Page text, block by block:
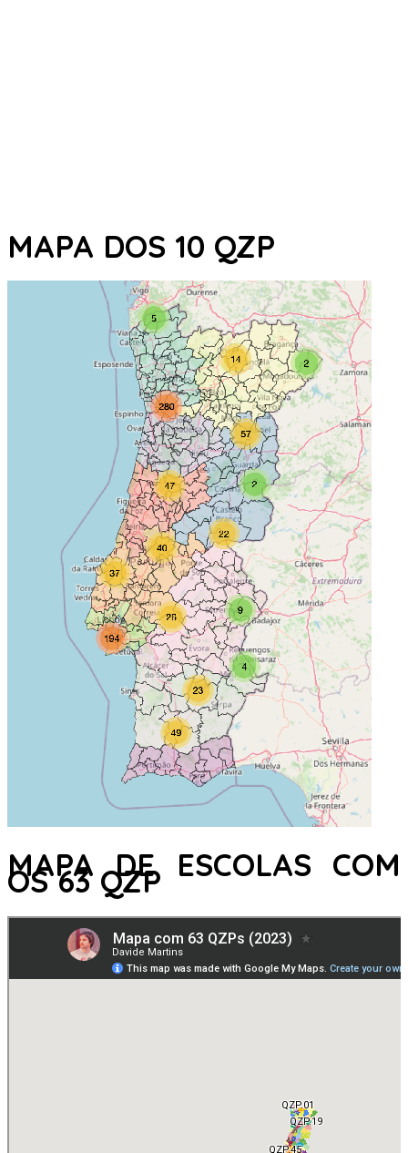
MAPA DOS 10 QZP
MAPA DE ESCOLAS COM
OS 63 QZP